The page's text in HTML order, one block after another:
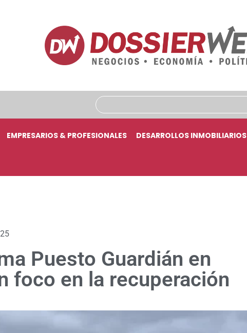
EMPRESARIOS & PROFESIONALES DESARROLLOS INMOBILIARIOS
Puesto Guardián en
foco en la recuperación